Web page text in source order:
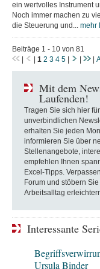
ein wertvolles Instrument
Noch immer machen zu
die Steuerung und... mehr
Beiträge 1 - 10 von 81
1 2 3 4 5
Mit dem
Laufenden!
Tragen Sie sich hier
unverbindlichen
erhalten Sie jeden
informieren Sie über
Stellenangebote,
empfehlen Ihnen
Excel-Tipps.
Forum und stöbern
Arbeitsalltag
Interessante
Ursula Binder